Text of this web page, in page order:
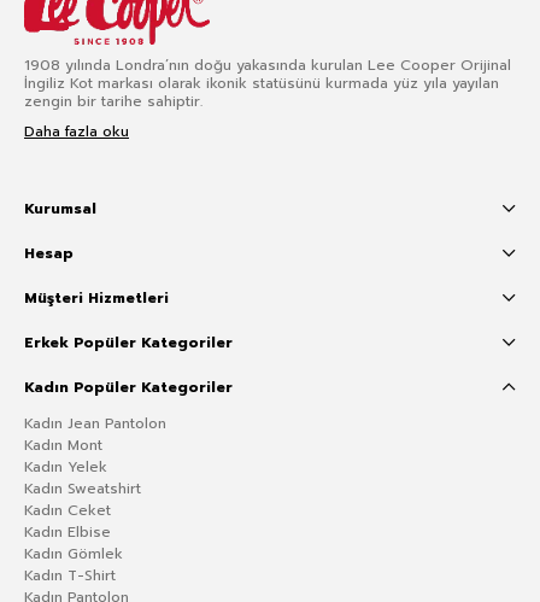
1908 yılında Londra’nın doğu yakasında kurulan Lee Cooper Orijinal
İngiliz Kot markası olarak ikonik statüsünü kurmada yüz yıla yayılan
zengin bir tarihe sahiptir.
Daha fazla oku
Kurumsal
Hesap
Müşteri Hizmetleri
Erkek Popüler Kategoriler
Kadın Popüler Kategoriler
Kadın Jean Pantolon
Kadın Mont
Kadın Yelek
Kadın Sweatshirt
Kadın Ceket
Kadın Elbise
Kadın Gömlek
Kadın T-Shirt
Kadın Pantolon